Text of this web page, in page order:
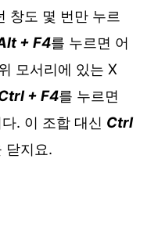
창도 몇 번만 누르
+ F4를 누르면 어
모서리에 있는 X
+ F4를 누르면
. 이 조합 대신 Ctrl
닫지요.